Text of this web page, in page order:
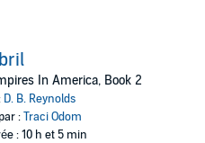
In America, Book 2
D. B. Reynolds
:Traci Odom
: 10 h et 5 min